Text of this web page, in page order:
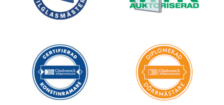
Elektronisk personalliggare
Personalliggare i fordonsbranschen
Lagregister - koll på lagar och krav
Prisbasbelopp / lönefakta
Standardiseringsarbete